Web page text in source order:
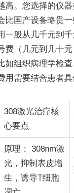
高。您选择的仪
比国产设备略贵
一般从几千元到
费（几元到几十
如组织病理学检查
用需要结合患者
308激光治疗核
心要点
原理： 308nm激
光，抑制表皮增
生，诱导T细胞